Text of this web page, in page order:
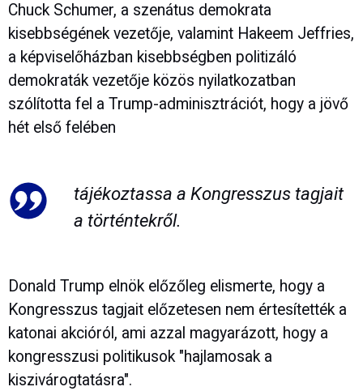
Chuck Schumer, a szenátus demokrata
kisebbségének vezetője, valamint Hakeem Jeffries,
a képviselőházban kisebbségben politizáló
demokraták vezetője közös nyilatkozatban
szólította fel a Trump-adminisztrációt, hogy a jövő
hét első felében
tájékoztassa a Kongresszus tagjait
a történtekről.
Donald Trump elnök előzőleg elismerte, hogy a
Kongresszus tagjait előzetesen nem értesítették a
katonai akcióról, ami azzal magyarázott, hogy a
kongresszusi politikusok "hajlamosak a
kiszivárogtatásra".